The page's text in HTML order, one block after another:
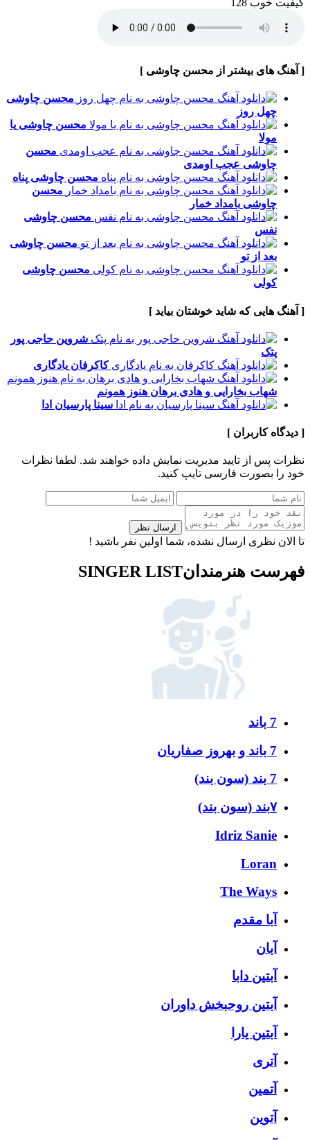
[ آهنگ های بیشتر از محسن چاوشی ]
محسن چاوشی
چهل روز
محسن چاوشی یا
مولا
محسن
چاوشی عجب اومدی
محسن چاوشی پناه
محسن
چاوشی بامداد خمار
محسن چاوشی
نفس
محسن چاوشی
بعد از تو
محسن چاوشی
کولی
[ آهنگ هایی که شاید خوشتان بیاید ]
شروین حاجی پور
پتک
کاکرفان یادگاری
شهاب بخارایی و هادی برهان هنوز همونم
سینا پارسیان ادا
[ دیدگاه کاربران ]
نظرات پس از تایید مدیریت نمایش داده خواهند شد. لطفا نظرات
خود را بصورت فارسی تایپ کنید.
ارسال نظر
تا الان نظری ارسال نشده، شما اولین نفر باشید !
فهرست هنرمندانSINGER LIST
7 باند
7 باند و بهروز صفاریان
7 بند (سون بند)
۷بند (سون بند)
Idriz Sanie
Loran
The Ways
آبا مقدم
آبان
آبتین دابا
آبتین روحبخش داوران
آبتین یارا
آتری
آتمین
آتوین